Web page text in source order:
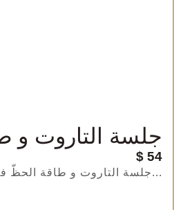
جلسة التاروت و
$ 54
جلسة التاروت و طاقة الحظّ في هذه الجلسة أجيبك على هذه الأسئلة : كيف هي طاقة حظّك ؟ ماذا يقوّي...